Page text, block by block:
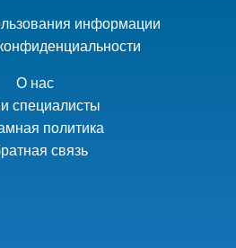
информации
О нас
специалисты
политика
связь